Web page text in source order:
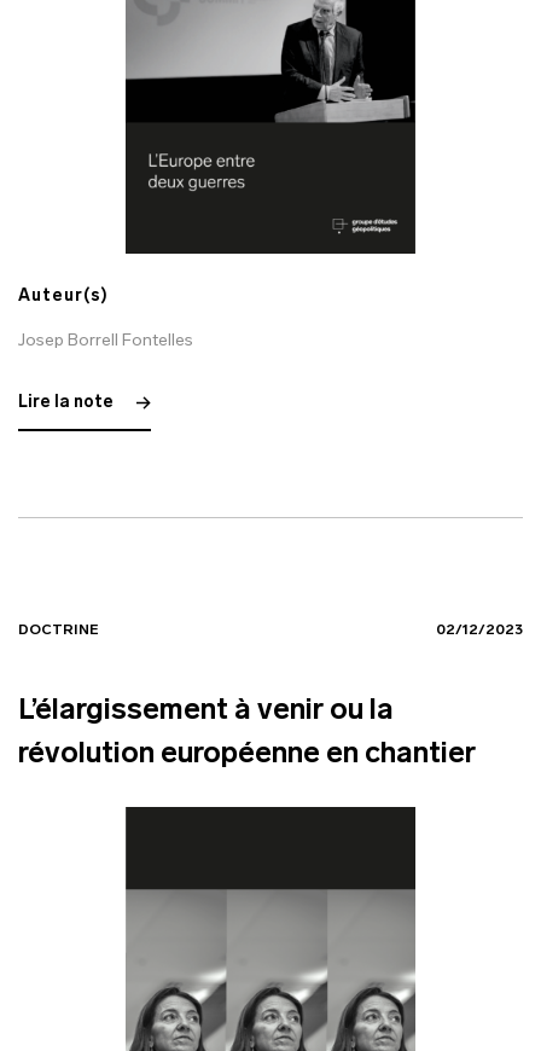
Auteur(s)
Josep Borrell Fontelles
Lire la note
DOCTRINE 02/12/2023
L’élargissement à venir ou la
révolution européenne en chantier